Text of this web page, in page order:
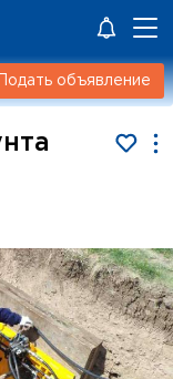
Подать объявление